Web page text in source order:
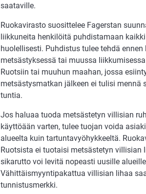
saataville.
Ruokavirasto suosittelee Fagerstan
liikkuneita henkilöitä puhdistamaan
huolellisesti. Puhdistus tulee tehdä
metsästyksessä tai muussa
Ruotsiin tai muuhun maahan, jossa
metsästysmatkan jälkeen ei tulisi mennä
tuntia.
Jos haluaa tuoda metsästetyn villisian
käyttöään varten, tulee tuojan voida
alueelta kuin tartuntavyöhykkeeltä.
Ruotsista ei tuotaisi metsästetyn villisian
sikarutto voi levitä nopeasti uusille
Vähittäismyyntipakattua villisian lihaa
tunnistusmerkki.